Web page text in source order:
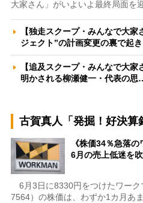
大家さん」がいよいよ最終局面を
【独走スクープ・みんなで大
ジェクト”の計画変更の裏で起
【追及スクープ・みんなで大
明かされる柳瀬健一・代表の思
古賀真人「発掘！好決算
《株価34％急落
6月の売上低迷を
6月3日に8330円をつけたワーク
7564）の株価は、わずか1カ月あ